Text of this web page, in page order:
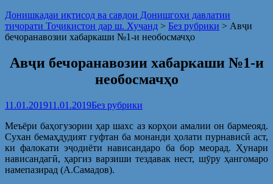
Донишкадаи иқтисод ва савдои Донишгоҳи давлатии
тиҷорати Тоҷикистон дар ш. Хуҷанд > Без рубрики > Авҷи
бечоранавозии хабаркаши №1-и необосмачҳо
Авҷи бечоранавозии хабаркаши №1-и
необосмачҳо
11.01.201911.01.2019Без рубрики
Меъёри баҳогузории ҳар шахс аз корҳои амалии он бармеояд.
Сухан бемаҳдудият гуфтан ба монанди ҳолати пурнависӣ аст,
ки фалокати эҷодиёти нависандаро ба бор меорад. Ҳунари
нависандагӣ, ҳаргиз варзиши тездавак нест, шӯру ҳангомаро
намепазирад (А.Самадов).